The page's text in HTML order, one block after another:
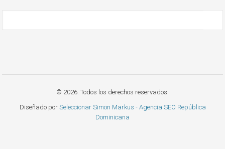
© 2026. Todos los derechos reservados.
Diseñado por Seleccionar Simon Markus - Agencia SEO República
Dominicana